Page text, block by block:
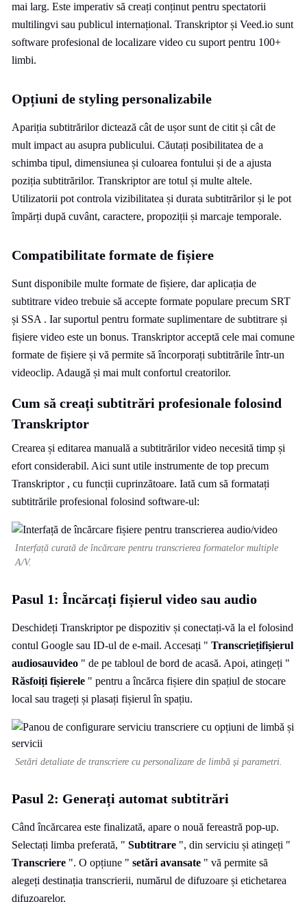
mai larg. Este imperativ să creați conținut pentru spectatorii
multilingvi sau publicul internațional. Transkriptor și Veed.io sunt
software profesional de localizare video cu suport pentru 100+
limbi.
Opțiuni de styling personalizabile
Apariția subtitrărilor dictează cât de ușor sunt de citit și cât de
mult impact au asupra publicului. Căutați posibilitatea de a
schimba tipul, dimensiunea și culoarea fontului și de a ajusta
poziția subtitrărilor. Transkriptor are totul și multe altele.
Utilizatorii pot controla vizibilitatea și durata subtitrărilor și le pot
împărți după cuvânt, caractere, propoziții și marcaje temporale.
Compatibilitate formate de fișiere
Sunt disponibile multe formate de fișiere, dar aplicația de
subtitrare video trebuie să accepte formate populare precum SRT
și SSA . Iar suportul pentru formate suplimentare de subtitrare și
fișiere video este un bonus. Transkriptor acceptă cele mai comune
formate de fișiere și vă permite să încorporați subtitrările într-un
videoclip. Adaugă și mai mult confortul creatorilor.
Cum să creați subtitrări profesionale folosind
Transkriptor
Crearea și editarea manuală a subtitrărilor video necesită timp și
efort considerabil. Aici sunt utile instrumente de top precum
Transkriptor , cu funcții cuprinzătoare. Iată cum să formatați
subtitrările profesional folosind software-ul:
Interfață curată de încărcare pentru transcrierea formatelor multiple
A/V.
Pasul 1: Încărcați fișierul video sau audio
Deschideți Transkriptor pe dispozitiv și conectați-vă la el folosind
contul Google sau ID-ul de e-mail. Accesați " Transcriețifișierul
audiosauvideo " de pe tabloul de bord de acasă. Apoi, atingeți "
Răsfoiți fișierele " pentru a încărca fișiere din spațiul de stocare
local sau trageți și plasați fișierul în spațiu.
Setări detaliate de transcriere cu personalizare de limbă și parametri.
Pasul 2: Generați automat subtitrări
Când încărcarea este finalizată, apare o nouă fereastră pop-up.
Selectați limba preferată, " Subtitrare ", din serviciu și atingeți "
Transcriere ". O opțiune " setări avansate " vă permite să
alegeți destinația transcrierii, numărul de difuzoare și etichetarea
difuzoarelor.